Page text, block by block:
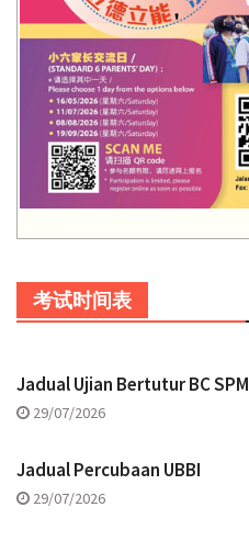
考试时间表
Jadual Ujian Bertutur BC SPM
29/07/2026
Jadual Percubaan UBBI
29/07/2026